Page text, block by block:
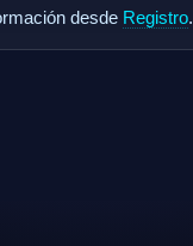
desde Registro.